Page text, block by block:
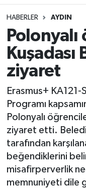
HABERLER AYDIN
ziyaret
Erasmus+
Programı
Polonyalı
ziyaret etti.
tarafından
beğendiklerini
misafirperverlik
memnuniyeti dile
Tüm Manşetler
Son Dakika
Haber Arşivi